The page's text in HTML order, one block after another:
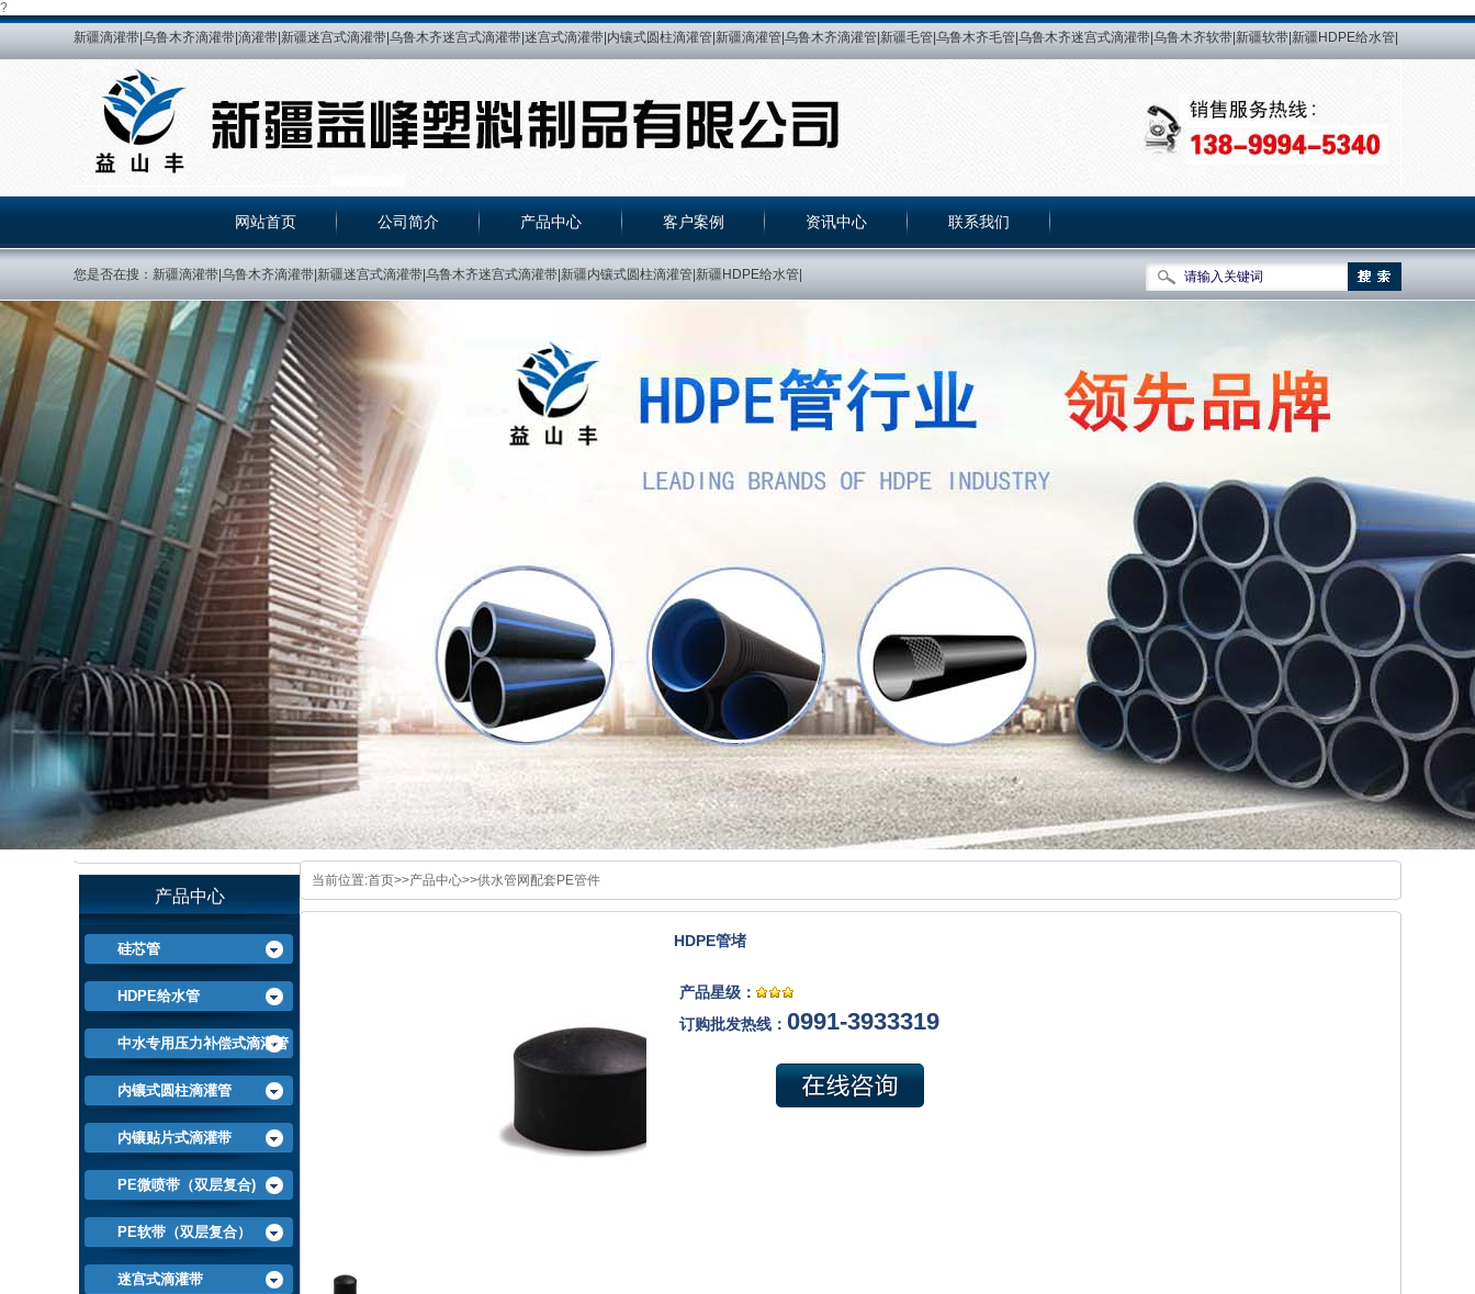
?
新疆滴灌带|乌鲁木齐滴灌带|滴灌带|新疆迷宫式滴灌带|乌鲁木齐迷宫式滴灌带|迷宫式滴灌带|内镶式圆柱滴灌管|新疆滴灌管|乌鲁木齐滴灌管|新疆毛管|乌鲁木齐毛管|乌鲁木齐迷宫式滴灌带|乌鲁木齐软带|新疆软带|新疆HDPE给水管|
乌鲁木齐HDPE给水管|新疆HDPE热熔管|乌鲁木齐HDPE热熔管|新疆微喷带|乌鲁木齐微喷带|微喷带|喷灌带|新疆喷灌带|乌鲁木齐喷灌带|乌鲁木齐滴灌带厂|新疆滴灌带生产厂 家|乌鲁木齐PE热熔管生产厂|乌鲁木齐微喷带生产厂|益
峰管道|新疆益峰塑料制品有限公司|PE给水管|新疆PE给水管|乌鲁木齐PE给水管|PE管|新疆PE管|乌鲁木齐PE管|PE热熔管|新疆PE热熔管|乌鲁木齐PE热熔管||新疆PE给水管|乌鲁木齐PE给水管|PE管|新疆PE管|乌鲁木齐PE管|PE热
熔管|新疆PE热熔管|乌鲁木齐PE热熔管|乌鲁木齐贴片式滴灌带|新疆贴片式滴灌带|乌鲁木齐内镶贴片式滴灌带|新疆内镶贴片式滴灌带|乌鲁木齐压力补偿式滴灌管|新疆压力补偿式滴灌管|乌鲁木齐内镶式压力补偿滴灌管|新疆内镶式
压力补偿滴灌管|新疆紫色滴灌管|乌鲁木齐紫色滴灌管
关于我们 | 网站地图 | 加入收藏
网站首页 公司简介 产品中心 客户案例 资讯中心 联系我们
您是否在搜：新疆滴灌带|乌鲁木齐滴灌带|新疆迷宫式滴灌带|乌鲁木齐迷宫式滴灌带|新疆内镶式圆柱滴灌管|新疆HDPE给水管|
当前位置:首页>>产品中心>>供水管网配套PE管件
HDPE管堵
产品星级：
订购批发热线： 0991-3933319
产品中心
硅芯管
HDPE给水管
中水专用压力补偿式滴灌管
内镶式圆柱滴灌管
内镶贴片式滴灌带
PE微喷带（双层复合)
PE软带（双层复合）
迷宫式滴灌带